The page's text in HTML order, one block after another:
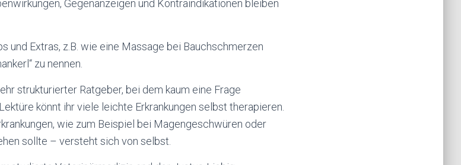
Gegenanzeigen und Kontraindikationen bleiben
und Extras, z.B. wie eine Massage bei Bauchschmerzen
zu nennen.
strukturierter Ratgeber, bei dem kaum eine Frage
könnt ihr viele leichte Erkrankungen selbst therapieren.
wie zum Beispiel bei Magengeschwüren oder
sollte – versteht sich von selbst.